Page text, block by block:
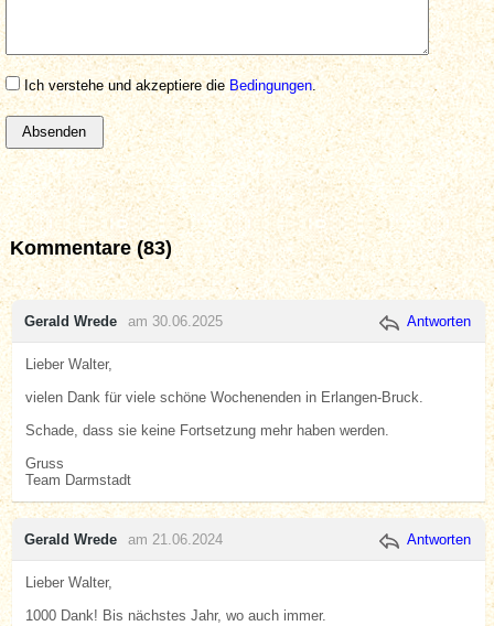
Ich verstehe und akzeptiere die Bedingungen.
Kommentare (83)
Gerald Wrede am 30.06.2025 Antworten
Lieber Walter,
vielen Dank für viele schöne Wochenenden in Erlangen-Bruck.
Schade, dass sie keine Fortsetzung mehr haben werden.
Gruss
Team Darmstadt
Gerald Wrede am 21.06.2024 Antworten
Lieber Walter,
1000 Dank! Bis nächstes Jahr, wo auch immer.